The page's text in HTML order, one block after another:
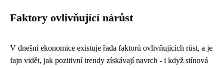
Faktory ovlivňující nárůst
V dnešní ekonomice existuje řada faktorů ovlivňujících růst, a je
fajn vidět, jak pozitivní trendy získávají navrch - i když stínová